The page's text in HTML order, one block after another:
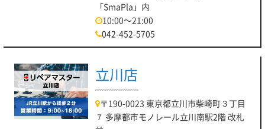
「SmaPla」内
10:00～21:00
042-452-5705
立川店
〒190-0023 東京都立川市柴崎町３丁目
７ 多摩都市モノレール立川南駅2階 改札